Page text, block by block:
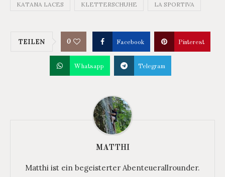
KATANA LACES KLETTERSCHUHE LA SPORTIVA
TEILEN 0 Facebook Pinterest
Whatsapp Telegram
MATTHI
Matthi ist ein begeisterter Abenteuerallrounder.